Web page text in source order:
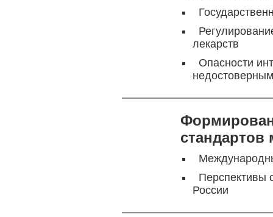
лекарств
Опасности
Перспективы
России